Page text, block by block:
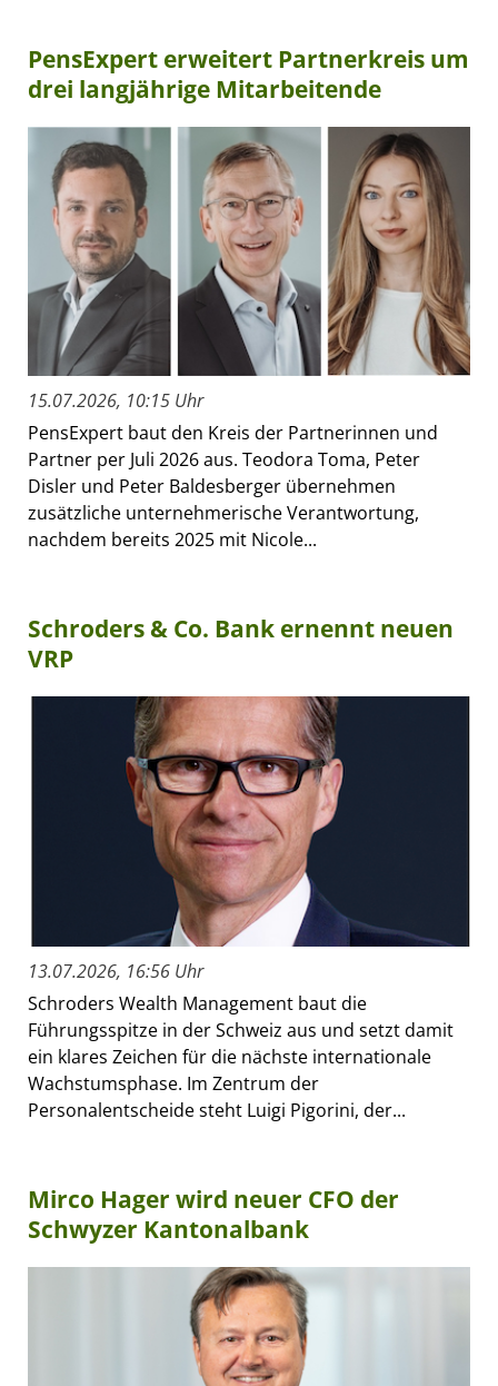
PensExpert erweitert Partnerkreis um
drei langjährige Mitarbeitende
15.07.2026, 10:15 Uhr
PensExpert baut den Kreis der Partnerinnen und
Partner per Juli 2026 aus. Teodora Toma, Peter
Disler und Peter Baldesberger übernehmen
zusätzliche unternehmerische Verantwortung,
nachdem bereits 2025 mit Nicole...
Schroders & Co. Bank ernennt neuen
VRP
13.07.2026, 16:56 Uhr
Schroders Wealth Management baut die
Führungsspitze in der Schweiz aus und setzt damit
ein klares Zeichen für die nächste internationale
Wachstumsphase. Im Zentrum der
Personalentscheide steht Luigi Pigorini, der...
Mirco Hager wird neuer CFO der
Schwyzer Kantonalbank